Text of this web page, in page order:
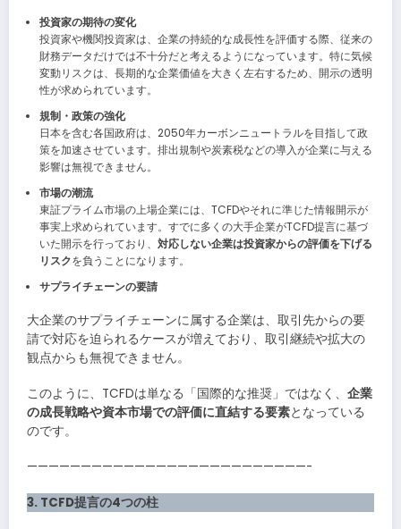
投資家の期待の変化
投資家や機関投資家は、企業の持続的な成長性を評価する際、従来の
財務データだけでは不十分だと考えるようになっています。特に気候
変動リスクは、長期的な企業価値を大きく左右するため、開示の透明
性が求められています。
規制・政策の強化
日本を含む各国政府は、2050年カーボンニュートラルを目指して政
策を加速させています。排出規制や炭素税などの導入が企業に与える
影響は無視できません。
市場の潮流
東証プライム市場の上場企業には、TCFDやそれに準じた情報開示が
事実上求められています。すでに多くの大手企業がTCFD提言に基づ
いた開示を行っており、 対応しない企業は投資家からの評価を下げる
リスクを負うことになります。
サプライチェーンの要請
大企業のサプライチェーンに属する企業は、取引先からの要
請で対応を迫られるケースが増えており、取引継続や拡大の
観点からも無視できません。
このように、TCFDは単なる「国際的な推奨」ではなく、 企業
の成長戦略や資本市場での評価に直結する要素となっている
のです。
——————————————————————————-
3. TCFD提言の4つの柱